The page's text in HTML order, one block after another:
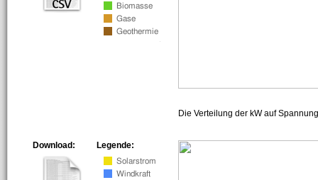
Die Verteilung der kW auf
Legende:
Download: